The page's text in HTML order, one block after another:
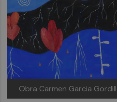
Obra Carmen Garcia